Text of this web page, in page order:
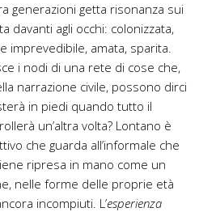
generazioni getta risonanza sui
davanti agli occhi: colonizzata,
imprevedibile, amata, sparita.
i nodi di una rete di cose che,
narrazione civile, possono dirci
in piedi quando tutto il
un’altra volta? Lontano è
che guarda all’informale che
ripresa in mano come un
nelle forme delle proprie età
incompiuti. L’esperienza